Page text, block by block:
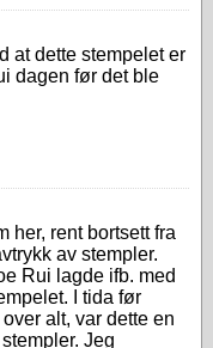
at dette stempelet er
dagen før det ble
her, rent bortsett fra
av stempler.
Rui lagde ifb. med
I tida før
alt, var dette en
Jeg